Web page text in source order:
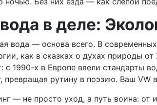
в деле:
вода — основа всего. В
как в сказках о духах природы
с 1990-х в Европе ввели стандарты
превращая рутину в поэзию. Ваш
— не просто уход, а путь воина: